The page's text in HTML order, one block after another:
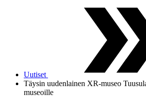
Uutiset
Täysin uudenlainen XR-museo
museoille